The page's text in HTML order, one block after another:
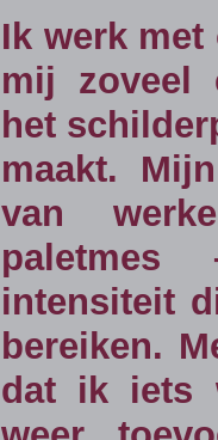
Ik werk
mij zoveel
het
maakt.
van
intensiteit
bereiken.
dat ik iets